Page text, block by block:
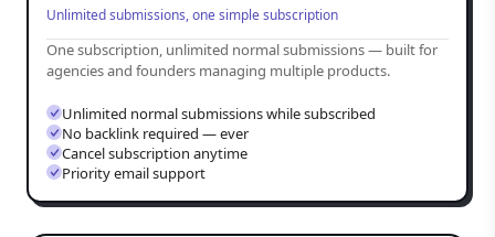
Unlimited submissions, one simple subscription
One subscription, unlimited normal submissions — built for
agencies and founders managing multiple products.
Unlimited normal submissions while subscribed
No backlink required — ever
Cancel subscription anytime
Priority email support